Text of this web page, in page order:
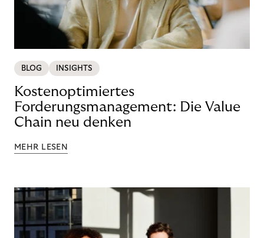
BLOG INSIGHTS
Kostenoptimiertes
Forderungsmanagement: Die Value
Chain neu denken
MEHR LESEN